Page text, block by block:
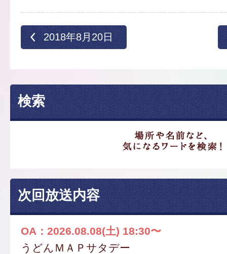
2018年8月20日
検索
次回放送内容
OA：2026.08.08(土) 18:30〜
うどんＭＡＰサタデー